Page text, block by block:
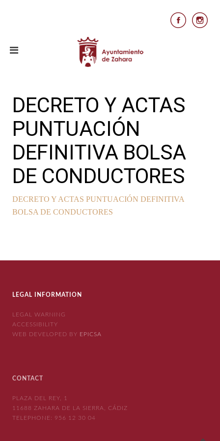
DECRETO Y ACTAS
PUNTUACIÓN
DEFINITIVA BOLSA
DE CONDUCTORES
DECRETO Y ACTAS PUNTUACIÓN DEFINITIVA
BOLSA DE CONDUCTORES
LEGAL INFORMATION
LEGAL WARNING
ACCESSIBILITY
WEB DEVELOPED BY EPICSA
CONTACT
PLAZA DEL REY, 1
11688 ZAHARA DE LA SIERRA, CÁDIZ
TELEPHONE: 956 12 30 04